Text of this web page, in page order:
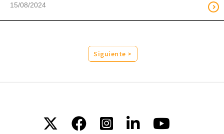
15/08/2024
Siguiente >